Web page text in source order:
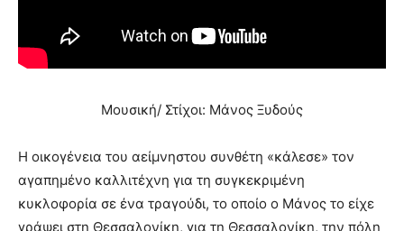
Μουσική/ Στίχοι: Μάνος Ξυδούς
Η οικογένεια του αείμνηστου συνθέτη «κάλεσε» τον
αγαπημένο καλλιτέχνη για τη συγκεκριμένη
κυκλοφορία σε ένα τραγούδι, το οποίο ο Μάνος το είχε
γράψει στη Θεσσαλονίκη, για τη Θεσσαλονίκη, την πόλη